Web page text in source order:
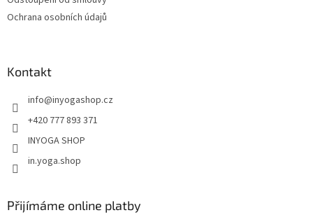
Ochrana osobních údajů
Kontakt
info@inyogashop.cz
+420 777 893 371
INYOGA SHOP
in.yoga.shop
Přijímáme online platby